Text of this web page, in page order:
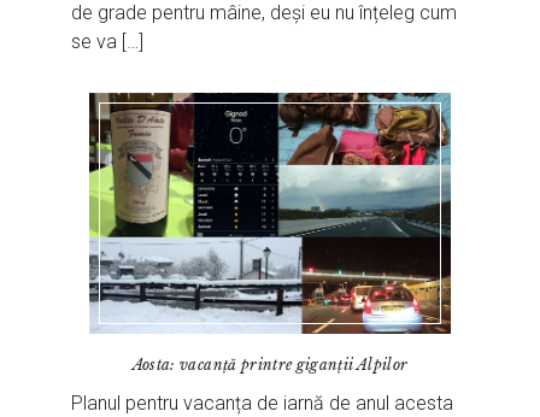
de grade pentru mâine, deși eu nu înțeleg cum
se va […]
Aosta: vacanță printre giganții Alpilor
Planul pentru vacanța de iarnă de anul acesta